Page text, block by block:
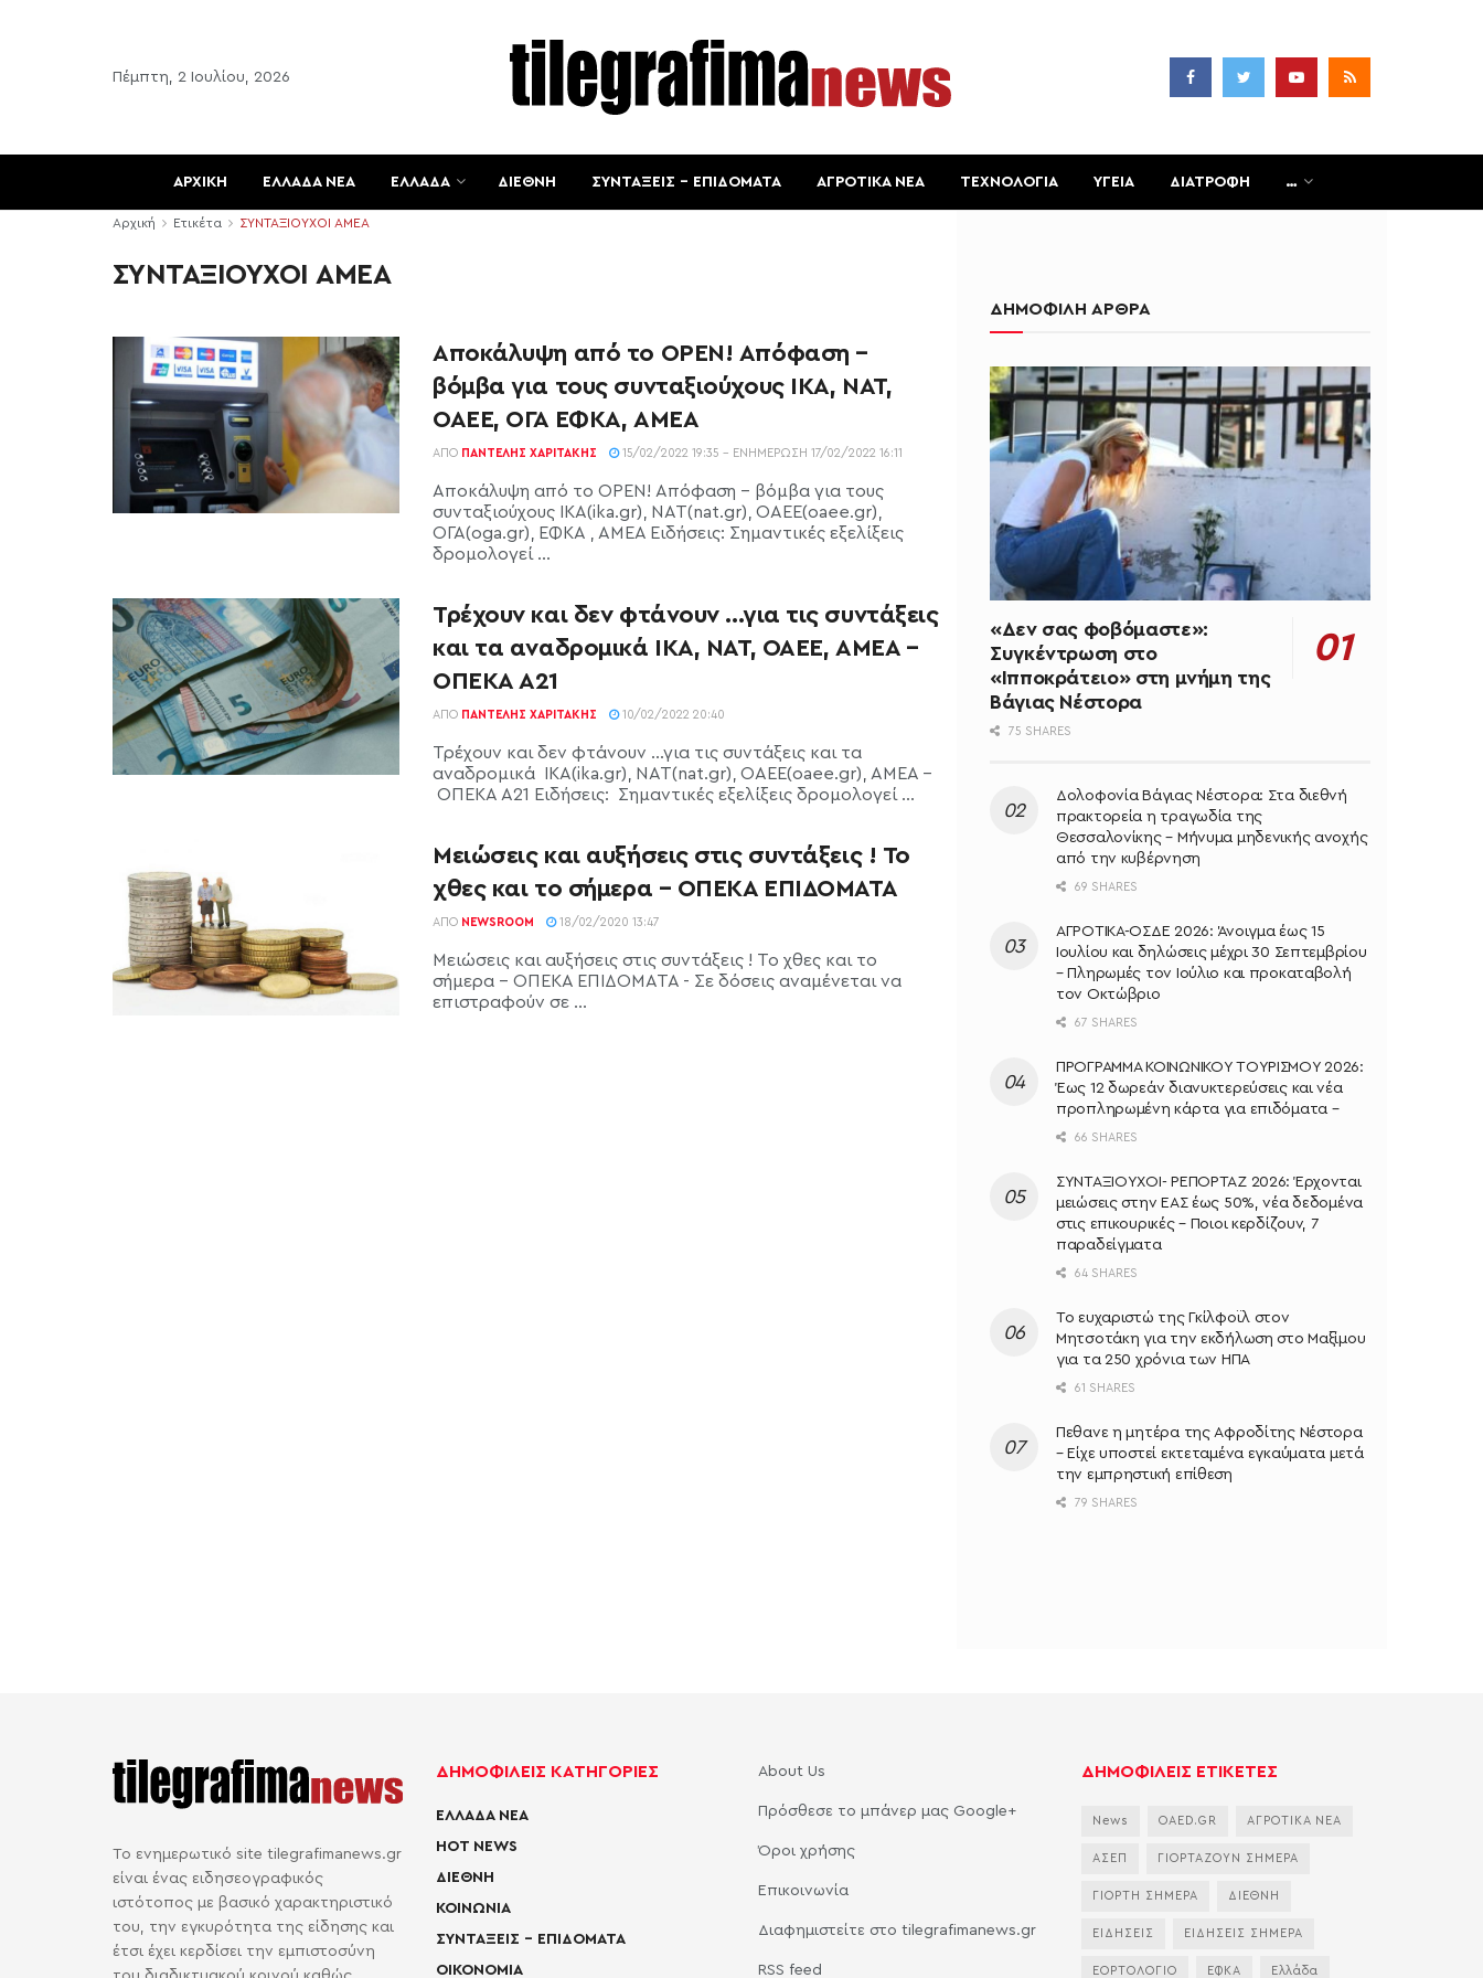
Πέμπτη, 2 Ιουλίου, 2026
ΑΡΧΙΚΗ ΕΛΛΑΔΑ ΝΕΑ ΕΛΛΑΔΑ ΔΙΕΘΝΗ ΣΥΝΤΑΞΕΙΣ – ΕΠΙΔΟΜΑΤΑ ΑΓΡΟΤΙΚΑ ΝΕΑ ΤΕΧΝΟΛΟΓΙΑ ΥΓΕΙΑ ΔΙΑΤΡΟΦΗ …
Αρχική Ετικέτα ΣΥΝΤΑΞΙΟΥΧΟΙ ΑΜΕΑ
ΣΥΝΤΑΞΙΟΥΧΟΙ ΑΜΕΑ
Αποκάλυψη από το OPEN! Απόφαση –
βόμβα για τους συνταξιούχους ΙΚΑ, ΝΑΤ,
ΟΑΕΕ, ΟΓΑ ΕΦΚΑ, ΑΜΕΑ
ΑΠΌ ΠΑΝΤΕΛΉΣ ΧΑΡΙΤΆΚΗΣ 15/02/2022 19:35 - ΕΝΗΜΈΡΩΣΗ 17/02/2022 16:11
Αποκάλυψη από το OPEN! Απόφαση - βόμβα για τους
συνταξιούχους ΙΚΑ(ika.gr), ΝΑΤ(nat.gr), ΟΑΕΕ(oaee.gr),
ΟΓΑ(oga.gr), ΕΦΚΑ , ΑΜΕΑ Ειδήσεις: Σημαντικές εξελίξεις
δρομολογεί ...
Τρέχουν και δεν φτάνουν …για τις συντάξεις
και τα αναδρομικά ΙΚΑ, ΝΑΤ, ΟΑΕΕ, ΑΜΕΑ –
ΟΠΕΚΑ Α21
ΑΠΌ ΠΑΝΤΕΛΉΣ ΧΑΡΙΤΆΚΗΣ 10/02/2022 20:40
Τρέχουν και δεν φτάνουν ...για τις συντάξεις και τα
αναδρομικά ΙΚΑ(ika.gr), ΝΑΤ(nat.gr), ΟΑΕΕ(oaee.gr), ΑΜΕΑ -
ΟΠΕΚΑ A21 Ειδήσεις: Σημαντικές εξελίξεις δρομολογεί ...
Μειώσεις και αυξήσεις στις συντάξεις ! Το
χθες και το σήμερα – ΟΠΕΚΑ ΕΠΙΔΟΜΑΤΑ
ΑΠΌ NEWSROOM 18/02/2020 13:47
Μειώσεις και αυξήσεις στις συντάξεις ! Το χθες και το
σήμερα - ΟΠΕΚΑ ΕΠΙΔΟΜΑΤΑ - Σε δόσεις αναμένεται να
επιστραφούν σε ...
ΔΗΜΟΦΙΛΗ ΑΡΘΡΑ
«Δεν σας φοβόμαστε»:
Συγκέντρωση στο
«Ιπποκράτειο» στη μνήμη της
Βάγιας Νέστορα
75 SHARES
Δολοφονία Βάγιας Νέστορα: Στα διεθνή
πρακτορεία η τραγωδία της
Θεσσαλονίκης – Μήνυμα μηδενικής ανοχής
από την κυβέρνηση
69 SHARES
ΑΓΡΟΤΙΚΑ-ΟΣΔΕ 2026: Άνοιγμα έως 15
Ιουλίου και δηλώσεις μέχρι 30 Σεπτεμβρίου
– Πληρωμές τον Ιούλιο και προκαταβολή
τον Οκτώβριο
67 SHARES
ΠΡΟΓΡΑΜΜΑ ΚΟΙΝΩΝΙΚΟΥ ΤΟΥΡΙΣΜΟΥ 2026:
Έως 12 δωρεάν διανυκτερεύσεις και νέα
προπληρωμένη κάρτα για επιδόματα –
66 SHARES
ΣΥΝΤΑΞΙΟΥΧΟΙ- ΡΕΠΟΡΤΑΖ 2026: Έρχονται
μειώσεις στην ΕΑΣ έως 50%, νέα δεδομένα
στις επικουρικές – Ποιοι κερδίζουν, 7
παραδείγματα
64 SHARES
Το ευχαριστώ της Γκίλφοϊλ στον
Μητσοτάκη για την εκδήλωση στο Μαξίμου
για τα 250 χρόνια των ΗΠΑ
61 SHARES
Πεθανε η μητέρα της Αφροδίτης Νέστορα
– Είχε υποστεί εκτεταμένα εγκαύματα μετά
την εμπρηστική επίθεση
79 SHARES
Το ενημερωτικό site tilegrafimanews.gr
είναι ένας ειδησεογραφικός
ιστότοπος με βασικό χαρακτηριστικό
του, την εγκυρότητα της είδησης και
έτσι έχει κερδίσει την εμπιστοσύνη
ΔΗΜΟΦΙΛΕΙΣ ΚΑΤΗΓΟΡΙΕΣ
ΕΛΛΑΔΑ ΝΕΑ
HOT NEWS
ΔΙΕΘΝΗ
ΚΟΙΝΩΝΙΑ
ΣΥΝΤΑΞΕΙΣ – ΕΠΙΔΟΜΑΤΑ
ΟΙΚΟΝΟΜΙΑ
About Us
Πρόσθεσε το μπάνερ μας Google+
Όροι χρήσης
Επικοινωνία
Διαφημιστείτε στο tilegrafimanews.gr
RSS feed
ΔΗΜΟΦΙΛΕΙΣ ΕΤΙΚΕΤΕΣ
News OAED.GR ΑΓΡΟΤΙΚΑ ΝΕΑ
ΑΣΕΠ ΓΙΟΡΤΑΖΟΥΝ ΣΗΜΕΡΑ
ΓΙΟΡΤΗ ΣΗΜΕΡΑ ΔΙΕΘΝΗ
ΕΙΔΗΣΕΙΣ ΕΙΔΗΣΕΙΣ ΣΗΜΕΡΑ
ΕΟΡΤΟΛΟΓΙΟ ΕΦΚΑ Ελλάδα